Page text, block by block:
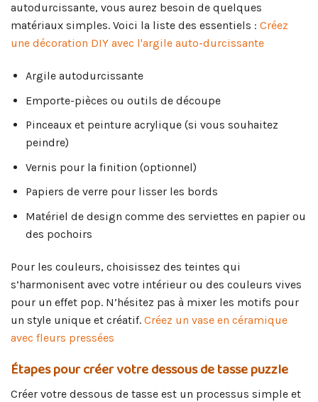
autodurcissante, vous aurez besoin de quelques
matériaux simples. Voici la liste des essentiels : Créez
une décoration DIY avec l'argile auto-durcissante
Argile autodurcissante
Emporte-pièces ou outils de découpe
Pinceaux et peinture acrylique (si vous souhaitez
peindre)
Vernis pour la finition (optionnel)
Papiers de verre pour lisser les bords
Matériel de design comme des serviettes en papier ou
des pochoirs
Pour les couleurs, choisissez des teintes qui
s’harmonisent avec votre intérieur ou des couleurs vives
pour un effet pop. N’hésitez pas à mixer les motifs pour
un style unique et créatif. Créez un vase en céramique
avec fleurs pressées
Étapes pour créer votre dessous de tasse puzzle
Créer votre dessous de tasse est un processus simple et